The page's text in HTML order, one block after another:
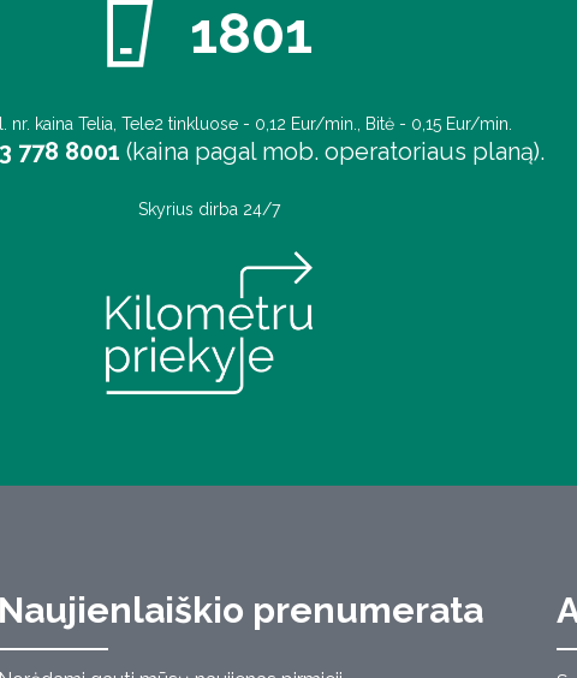
1801
nr. kaina Telia, Tele2 tinkluose - 0,12 Eur/min., Bitė - 0,15 Eur/min.
778 8001 (kaina pagal mob. operatoriaus planą).
Skyrius dirba 24/7
Naujienlaiškio prenumerata